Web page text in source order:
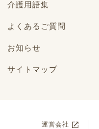
介護用語集
よくあるご質問
お知らせ
サイトマップ
運営会社